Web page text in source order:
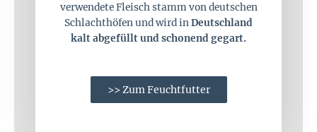
verwendete Fleisch stamm von deutschen
Schlachthöfen und wird inDeutschland
kalt abgefüllt und schonend gegart.
>> Zum Feuchtfutter